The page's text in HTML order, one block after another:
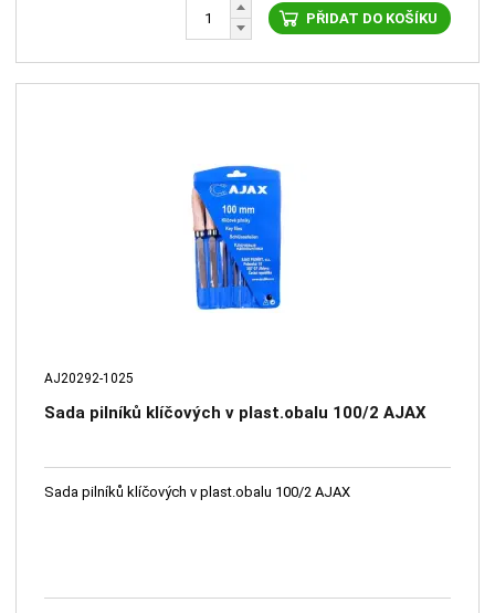
PŘIDAT DO KOŠÍKU
AJ20292-1025
Sada pilníků klíčových v plast.obalu 100/2 AJAX
Sada pilníků klíčových v plast.obalu 100/2 AJAX